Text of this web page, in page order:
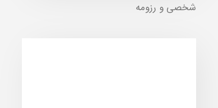
شخصی و رزومه